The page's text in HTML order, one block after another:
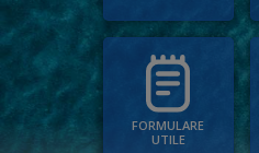
FORMULARE
UTILE